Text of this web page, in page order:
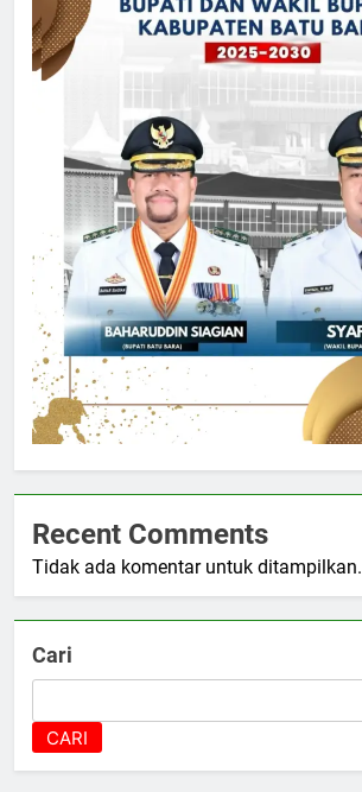
Recent Comments
Tidak ada komentar untuk ditampilkan.
Cari
CARI